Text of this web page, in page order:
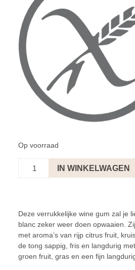
Op voorraad
Blanc
IN WINKELWAGEN
Deze verrukkelijke wine gum zal je
blanc zeker weer doen opwaaien.
met aroma’s van rijp citrus fruit,
de tong sappig, fris en langdurig
groen fruit, gras en een fijn